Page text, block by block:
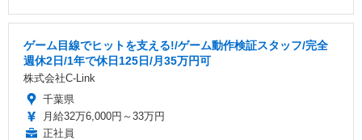
ゲーム目線でヒットを支える!/ゲーム動作検証スタッフ/完全
週休2日/1年で休日125日/月35万円可
株式会社C-Link
千葉県
月給32万6,000円～33万円
正社員